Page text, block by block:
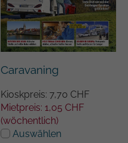
Caravaning
Kioskpreis: 7,70 CHF
Mietpreis: 1,05 CHF
(wöchentlich)
Auswählen